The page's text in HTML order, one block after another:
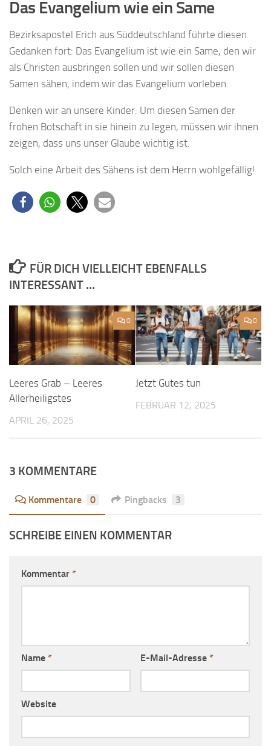
Das Evangelium wie ein Same
Bezirksapostel Erich aus Süddeutschland führte diesen
Gedanken fort: Das Evangelium ist wie ein Same, den wir
als Christen ausbringen sollen und wir sollen diesen
Samen sähen, indem wir das Evangelium vorleben.
Denken wir an unsere Kinder: Um diesen Samen der
frohen Botschaft in sie hinein zu legen, müssen wir ihnen
zeigen, dass uns unser Glaube wichtig ist.
Solch eine Arbeit des Sähens ist dem Herrn wohlgefällig!
FÜR DICH VIELLEICHT EBENFALLS
INTERESSANT …
0
Leeres Grab – Leeres
Allerheiligstes
APRIL 26, 2025
0
Jetzt Gutes tun
FEBRUAR 12, 2025
3 KOMMENTARE
Kommentare 0 Pingbacks 3
SCHREIBE EINEN KOMMENTAR
Kommentar *
Name * E-Mail-Adresse *
Website